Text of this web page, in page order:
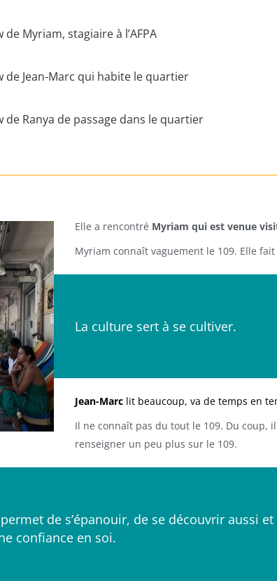
de Myriam, stagiaire à l’AFPA
de Jean-Marc qui habite le quartier
de Ranya de passage dans le quartier
Elle a rencontré Myriam qui est venue
Myriam connaît vaguement le 109. Elle
La culture sert à se cultiver.
Jean-Marc lit beaucoup, va de temps en
Il ne connaît pas du tout le 109. Du coup,
renseigner un peu plus sur le 109.
de s’épanouir, de se découvrir aussi
confiance en soi.